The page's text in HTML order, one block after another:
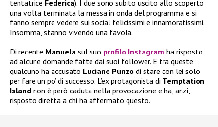
tentatrice Federica). I due sono subito uscito allo scoperto
una volta terminata la messa in onda del programma e si
fanno sempre vedere sui social felicissimi e innamoratissimi.
Insomma, stanno vivendo una favola.
Di recente Manuela sul suo profilo Instagram ha risposto
ad alcune domande fatte dai suoi follower. E tra queste
qualcuno ha accusato Luciano Punzo di stare con lei solo
per fare un po’ di successo. L’ex protagonista di Temptation
Island non è però caduta nella provocazione e ha, anzi,
risposto diretta a chi ha affermato questo.